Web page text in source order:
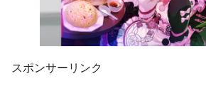
スポンサーリンク